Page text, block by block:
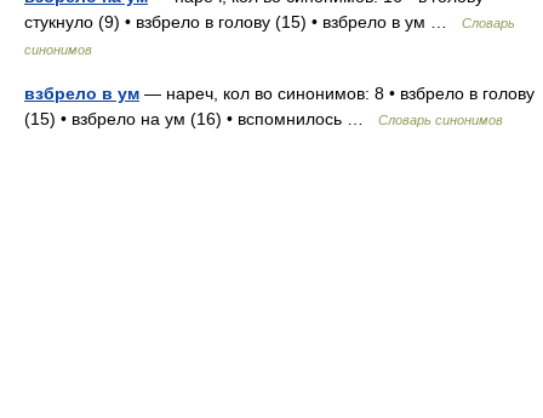
стукнуло (9) • взбрело в голову (15) • взбрело в ум …
Словарь
синонимов
взбрело в ум — нареч, кол во синонимов: 8 • взбрело в голову
(15) • взбрело на ум (16) • вспомнилось …
Словарь синонимов